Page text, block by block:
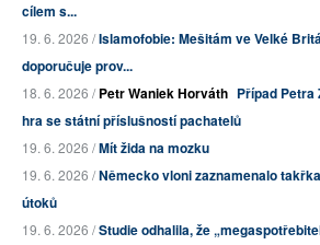
cílem s...
19. 6. 2026 /Islamofobie: Mešitám ve Velké
doporučuje prov...
18. 6. 2026 /Petr Waniek Horváth Případ Petra
hra se státní příslušností pachatelů
19. 6. 2026 /Mít žida na mozku
19. 6. 2026 /Německo vloni zaznamenalo
útoků
19. 6. 2026 /Studie odhalila, že